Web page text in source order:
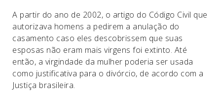
A partir do ano de 2002, o artigo do Código Civil que
autorizava homens a pedirem a anulação do
casamento caso eles descobrissem que suas
esposas não eram mais virgens foi extinto. Até
então, a virgindade da mulher poderia ser usada
como justificativa para o divórcio, de acordo com a
Justiça brasileira.